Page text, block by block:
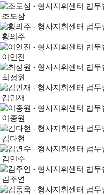
조도삼
황의주
이연진
최정원
김민재
이종원
김다현
김연수
김주연